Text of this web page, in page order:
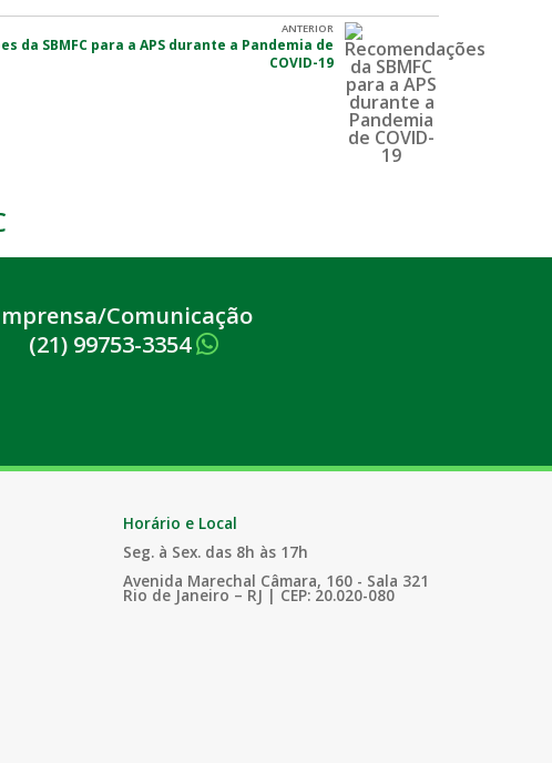
ANTERIOR
da SBMFC para a APS durante a Pandemia de
COVID-19
Comunicação
(21) 99753-3354
Horário e Local
Seg. à Sex. das 8h às 17h
Avenida Marechal Câmara, 160 - Sala 321
Rio de Janeiro – RJ | CEP: 20.020-080